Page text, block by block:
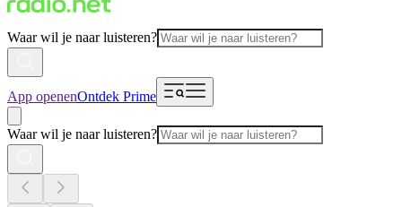
Waar wil je naar luisteren?
App openenOntdek Prime
Waar wil je naar luisteren?